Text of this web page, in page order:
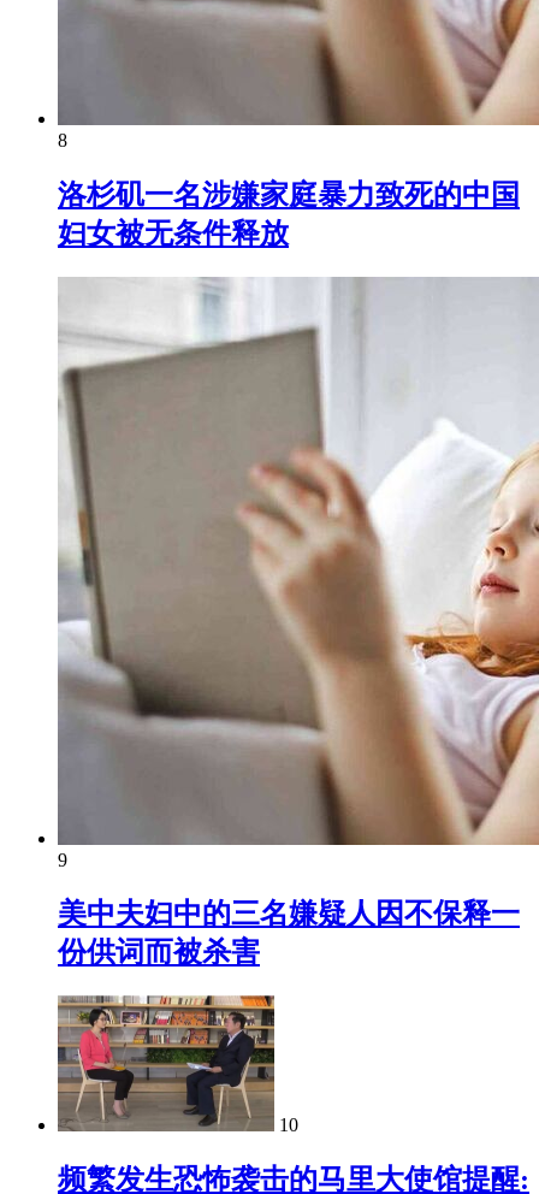
8
洛杉矶一名涉嫌家庭暴力致死的中国
妇女被无条件释放
9
美中夫妇中的三名嫌疑人因不保释一
份供词而被杀害
10
频繁发生恐怖袭击的马里大使馆提醒: